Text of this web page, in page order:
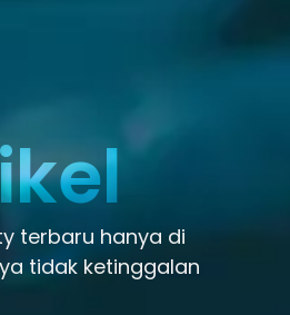
terbaru hanya di
tidak ketinggalan